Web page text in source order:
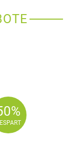
50%
GESPART